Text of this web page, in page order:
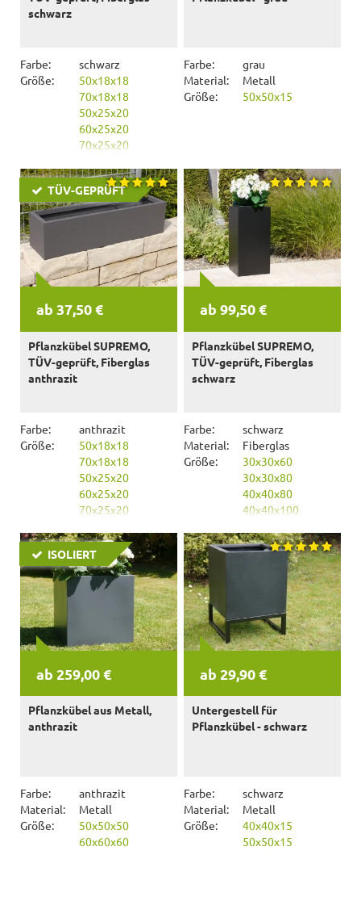
schwarz
Farbe:
schwarz
Größe:
50x18x18
70x18x18
50x25x20
60x25x20
70x25x20
90x25x20
Farbe:
grau
Material:
Metall
Größe:
50x50x15
TÜV-GEPRÜFT
ab 37,50 €
Pflanzkübel SUPREMO,
TÜV-geprüft, Fiberglas
anthrazit
Farbe:
anthrazit
Größe:
50x18x18
70x18x18
50x25x20
60x25x20
70x25x20
90x25x20
ab 99,50 €
Pflanzkübel SUPREMO,
TÜV-geprüft, Fiberglas
schwarz
Farbe:
schwarz
Material:
Fiberglas
Größe:
30x30x60
30x30x80
40x40x80
40x40x100
ISOLIERT
ab 259,00 €
Pflanzkübel aus Metall,
anthrazit
Farbe:
anthrazit
Material:
Metall
Größe:
50x50x50
60x60x60
ab 29,90 €
Untergestell für
Pflanzkübel - schwarz
Farbe:
schwarz
Material:
Metall
Größe:
40x40x15
50x50x15